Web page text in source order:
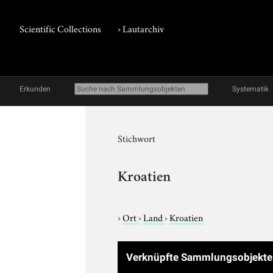
Scientific Collections ›Lautarchiv
Erkunden Systematik
Stichwort
Kroatien
›Ort›Land›Kroatien
Verknüpfte Sammlungsobjekte